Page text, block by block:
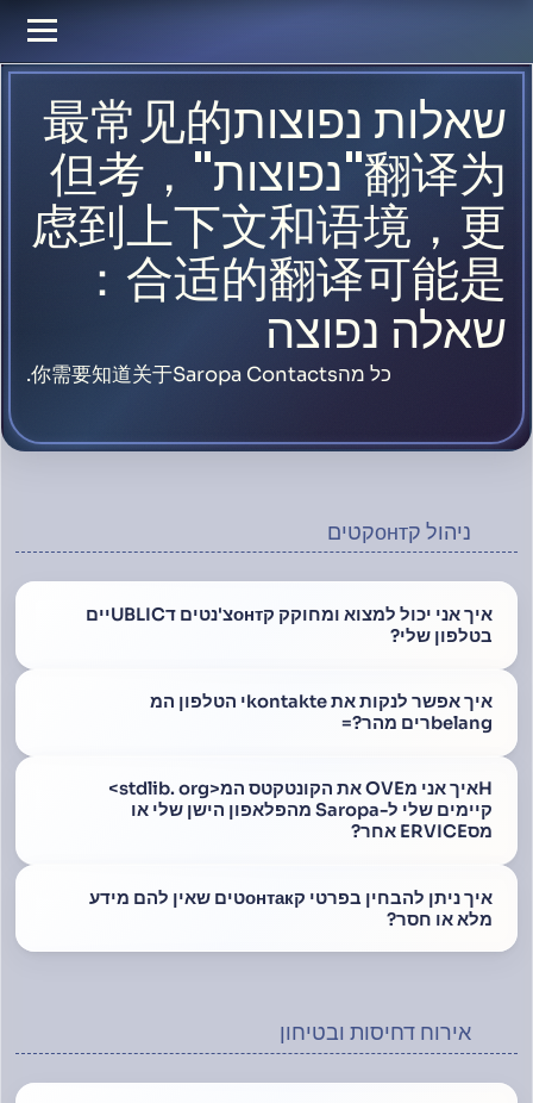
שאלות נפוצות最常见的
翻译为"נפוצות"，但考
虑到上下文和语境，更
合适的翻译可能是：
שאלה נפוצה
כל מה你需要知道关于Saropa Contacts.
ניהול קонтקטים
איך אני יכול למצוא ומחוקק קонтצ'נטים דUBLICיים
בטלפון שלי?
איך אפשר לנקות את kontakteי הטלפון המ
belangרים מהר?=
Hאיך אני מOVE את הקונטקטס המ<stdlib. org>
קיימים שלי ל-Saropa מהפלאפון הישן שלי או
מסERVICE אחר?
איך ניתן להבחין בפרטי קонтакטים שאין להם מידע
מלא או חסר?
אירוח דחיסות ובטיחון